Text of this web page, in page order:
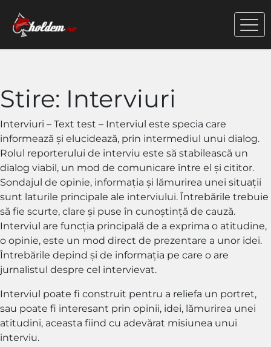
Stire: Interviuri
Interviuri – Text test – Interviul este specia care
informează și elucidează, prin intermediul unui dialog.
Rolul reporterului de interviu este să stabilească un
dialog viabil, un mod de comunicare între el și cititor.
Sondajul de opinie, informația și lămurirea unei situații
sunt laturile principale ale interviului. Întrebările trebuie
să fie scurte, clare și puse în cunoștință de cauză.
Interviul are funcția principală de a exprima o atitudine,
o opinie, este un mod direct de prezentare a unor idei.
Întrebările depind și de informația pe care o are
jurnalistul despre cel intervievat.
Interviul poate fi construit pentru a reliefa un portret,
sau poate fi interesant prin opinii, idei, lămurirea unei
atitudini, aceasta fiind cu adevărat misiunea unui
interviu.